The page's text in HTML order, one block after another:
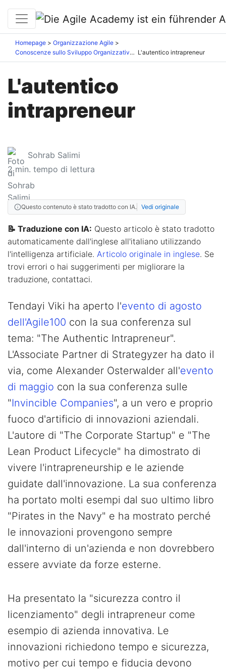
Homepage
Organizzazione Agile
Conoscenze sullo Sviluppo Organizzativo L'autentico intrapreneur
L'autentico
intrapreneur
Sohrab Salimi
2min. tempo di lettura
Questo contenuto è stato tradotto con IA. Vedi originale
📝 Traduzione con IA: Questo articolo è stato tradotto
automaticamente dall'inglese all'italiano utilizzando
l'intelligenza artificiale. Articolo originale in inglese. Se
trovi errori o hai suggerimenti per migliorare la
traduzione, contattaci.
Tendayi Viki ha aperto l'evento di agosto
dell'Agile100 con la sua conferenza sul
tema: "The Authentic Intrapreneur".
L'Associate Partner di Strategyzer ha dato il
via, come Alexander Osterwalder all'evento
di maggio con la sua conferenza sulle
"Invincible Companies", a un vero e proprio
fuoco d'artificio di innovazioni aziendali.
L'autore di "The Corporate Startup" e "The
Lean Product Lifecycle" ha dimostrato di
vivere l'intrapreneurship e le aziende
guidate dall'innovazione. La sua conferenza
ha portato molti esempi dal suo ultimo libro
"Pirates in the Navy" e ha mostrato perché
le innovazioni provengono sempre
dall'interno di un'azienda e non dovrebbero
essere avviate da forze esterne.
Ha presentato la "sicurezza contro il
licenziamento" degli intrapreneur come
esempio di azienda innovativa. Le
innovazioni richiedono tempo e sicurezza,
motivo per cui tempo e fiducia devono